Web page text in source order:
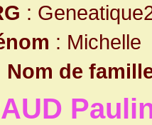
:
: Michelle
Nom de